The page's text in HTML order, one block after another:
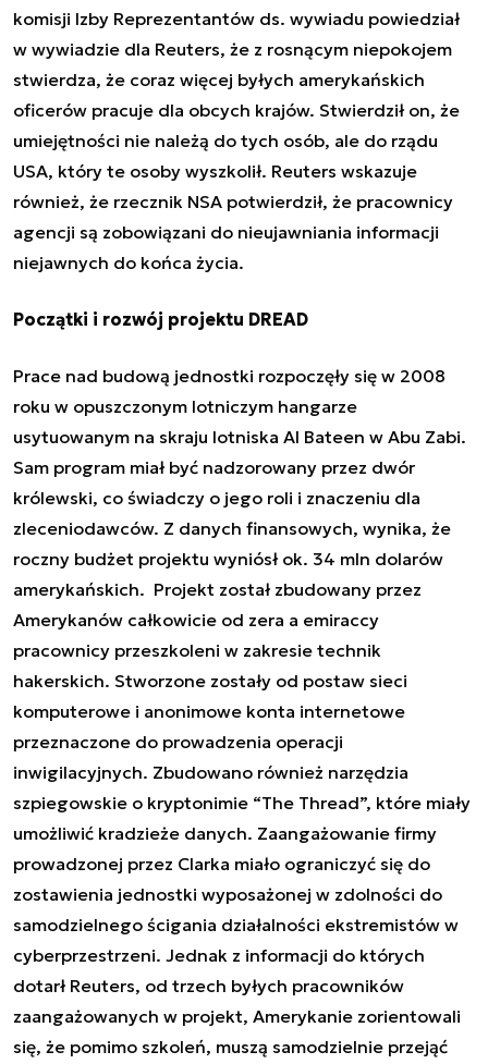
komisji Izby Reprezentantów ds. wywiadu powiedział
w wywiadzie dla Reuters, że z rosnącym niepokojem
stwierdza, że coraz więcej byłych amerykańskich
oficerów pracuje dla obcych krajów. Stwierdził on, że
umiejętności nie należą do tych osób, ale do rządu
USA, który te osoby wyszkolił. Reuters wskazuje
również, że rzecznik NSA potwierdził, że pracownicy
agencji są zobowiązani do nieujawniania informacji
niejawnych do końca życia.
Początki i rozwój projektu DREAD
Prace nad budową jednostki rozpoczęły się w 2008
roku w opuszczonym lotniczym hangarze
usytuowanym na skraju lotniska Al Bateen w Abu Zabi.
Sam program miał być nadzorowany przez dwór
królewski, co świadczy o jego roli i znaczeniu dla
zleceniodawców. Z danych finansowych, wynika, że
roczny budżet projektu wyniósł ok. 34 mln dolarów
amerykańskich. Projekt został zbudowany przez
Amerykanów całkowicie od zera a emiraccy
pracownicy przeszkoleni w zakresie technik
hakerskich. Stworzone zostały od postaw sieci
komputerowe i anonimowe konta internetowe
przeznaczone do prowadzenia operacji
inwigilacyjnych. Zbudowano również narzędzia
szpiegowskie o kryptonimie “The Thread”, które miały
umożliwić kradzieże danych. Zaangażowanie firmy
prowadzonej przez Clarka miało ograniczyć się do
zostawienia jednostki wyposażonej w zdolności do
samodzielnego ścigania działalności ekstremistów w
cyberprzestrzeni. Jednak z informacji do których
dotarł Reuters, od trzech byłych pracowników
zaangażowanych w projekt, Amerykanie zorientowali
się, że pomimo szkoleń, muszą samodzielnie przejąć